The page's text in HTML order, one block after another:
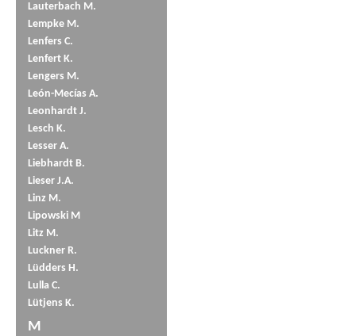
Lauterbach M.
Lempke M.
Lenfers C.
Lenfert K.
Lengers M.
León-Mecías A.
Leonhardt J.
Lesch K.
Lesser A.
Liebhardt B.
Lieser J.A.
Linz M.
Lipowski M
Litz M.
Luckner R.
Lüdders H.
Lulla C.
Lütjens K.
M